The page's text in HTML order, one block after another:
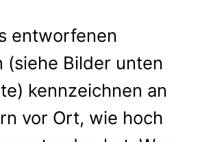
entworfenen
(siehe Bilder unten
kennzeichnen an
vor Ort, wie hoch